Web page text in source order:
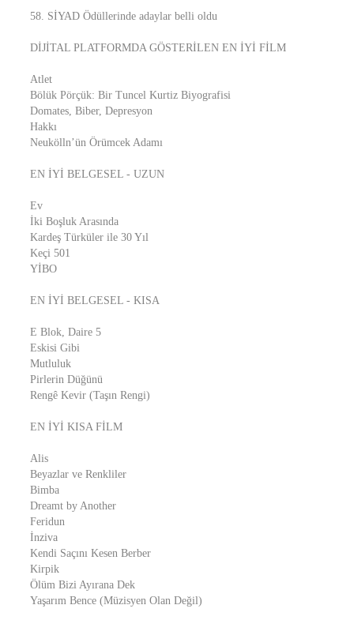
58. SİYAD Ödüllerinde adaylar belli oldu
DİJİTAL PLATFORMDA GÖSTERİLEN EN İYİ FİLM
Atlet
Bölük Pörçük: Bir Tuncel Kurtiz Biyografisi
Domates, Biber, Depresyon
Hakkı
Neukölln’ün Örümcek Adamı
EN İYİ BELGESEL - UZUN
Ev
İki Boşluk Arasında
Kardeş Türküler ile 30 Yıl
Keçi 501
YİBO
EN İYİ BELGESEL - KISA
E Blok, Daire 5
Eskisi Gibi
Mutluluk
Pirlerin Düğünü
Rengê Kevir (Taşın Rengi)
EN İYİ KISA FİLM
Alis
Beyazlar ve Renkliler
Bimba
Dreamt by Another
Feridun
İnziva
Kendi Saçını Kesen Berber
Kirpik
Ölüm Bizi Ayırana Dek
Yaşarım Bence (Müzisyen Olan Değil)